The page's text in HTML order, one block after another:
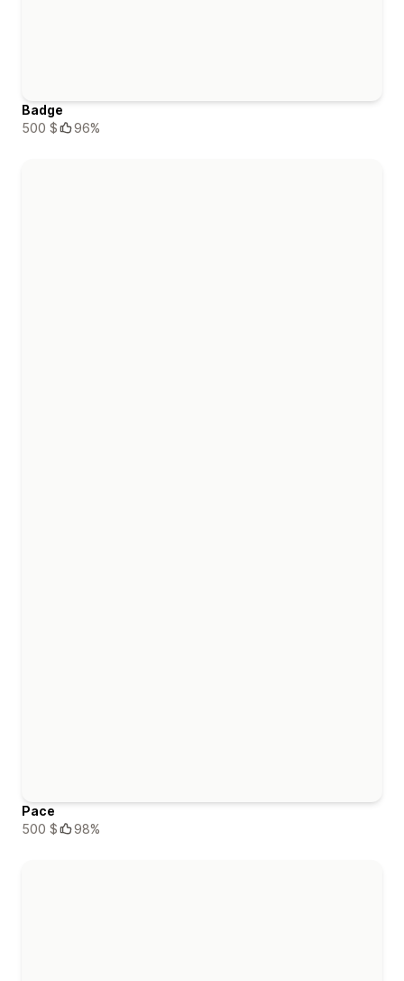
Badge
500 $
96%
Pace
500 $
98%